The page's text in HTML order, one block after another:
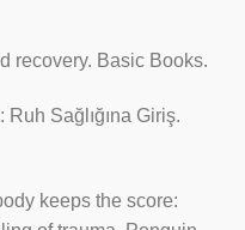
recovery. Basic Books.
Sağlığına Giriş.
keeps the score: